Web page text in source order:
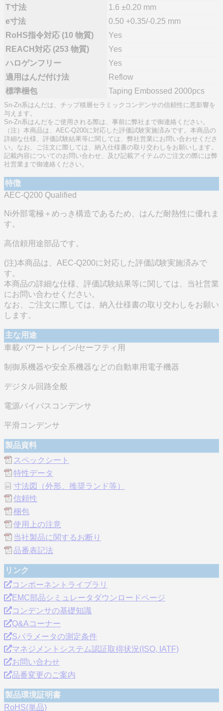
T寸法
1.6 ±0.20 mm
e寸法
0.50 +0.35/-0.25 mm
RoHS指令対応 (10 物質)
Yes
REACH対応 (253 物質)
Yes
ハロゲンフリー
Yes
適用はんだ付け法
Reflow
標準梱包
Taping Embossed 2000pcs
Sn-Zn系はんだは、チップ積層セラミックコンデンサの信頼性に悪影響を
与えます。
Sn-Zn系はんだをご使用される際は、事前に弊社まで御連絡ください。
（注）本商品は、AEC-Q200に対応した評価試験実施済みです。本商品の
詳細な仕様、評価試験結果等に関しては、弊社営業にお問い合わせくださ
い。なお、ご注文に際しては、納入仕様書の取り交わしをお願いします。
記載内容についてのお問い合わせ、及び記載アイテムのご注文の際には弊
社営業まで御連絡ください。
特徴
AEC-Q200 Qualified
Ni外部電極＋めっき構造であるため、はんだ耐熱性に優れま
す。
高信頼用途部品です。
(注)本商品は、AEC-Q200に対応した評価試験実施済みで
す。
本商品の詳細な仕様、評価試験結果等に関しては、当社営業
にお問い合わせください。
なお、ご注文に際しては、納入仕様書の取り交わしをお願い
します。
主な用途
車載パワートレイン/セーフティ用
制御系機器や安全系機器などの自動車用電子機器
デジタル回路全般
電源バイパスコンデンサ
平滑コンデンサ
製品資料
スペックシート
特性データ
寸法図（外形、推奨ランド等）
信頼性
梱包
使用上の注意
当社製品に関するお断り
品番表記法
リンク
コンポーネントライブラリ
EMC部品シミュレータダウンロードページ
コンデンサの基礎知識
Q&Aコーナー
Sパラメータの測定条件
マネジメントシステム認証取得状況(ISO, IATF)
お問い合わせ
品番変更のご案内
製品環境証明書
RoHS(単品)